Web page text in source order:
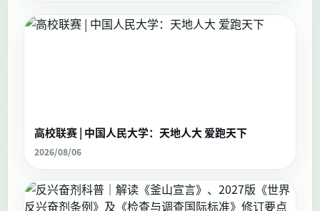
NEWS
高校联赛 | 中国人民大学：天地人大 爱跑天下
2026/08/06